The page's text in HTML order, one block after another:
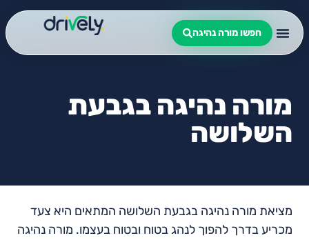
חפשו מורה נהיגה
מורה נהיגה בגבעת
השלושה
מציאת מורה נהיגה בגבעת השלושה המתאים היא צעד
מכריע בדרך להפוך לנהג בטוח ובטוח בעצמו. מורה נהיגה